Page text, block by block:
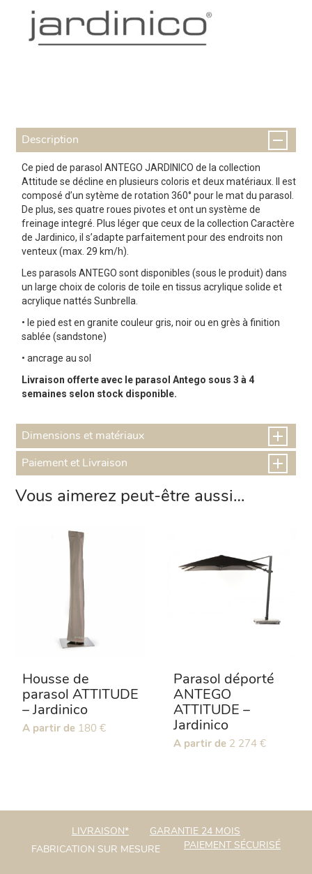
Description
Ce pied de parasol ANTEGO JARDINICO de la collection
Attitude se décline en plusieurs coloris et deux matériaux. Il est
composé d’un sytème de rotation 360° pour le mat du parasol.
De plus, ses quatre roues pivotes et ont un système de
freinage integré. Plus léger que ceux de la collection Caractère
de Jardinico, il s’adapte parfaitement pour des endroits non
venteux (max. 29 km/h).
Les parasols ANTEGO sont disponibles (sous le produit) dans
un large choix de coloris de toile en tissus acrylique solide et
acrylique nattés Sunbrella.
• le pied est en granite couleur gris, noir ou en grès à finition
sablée (sandstone)
• ancrage au sol
Livraison offerte avec le parasol Antego sous 3 à 4
semaines selon stock disponible.
Dimensions et matériaux
Paiement et Livraison
Vous aimerez peut-être aussi…
Housse de
parasol ATTITUDE
– Jardinico
Ce
être
A partir de 180 €
Parasol déporté
ANTEGO
ATTITUDE –
Jardinico
Ce
options
peuvent
A partir de 2 274 €
LIVRAISON*
GARANTIE 24 MOIS
FABRICATION SUR MESURE
PAIEMENT SÉCURISÉ